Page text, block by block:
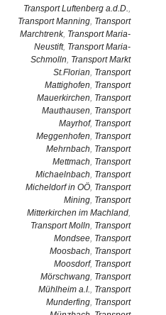
Transport Luftenberg a.d.D.,
Transport Manning, Transport
Marchtrenk, Transport Maria-
Neustift, Transport Maria-
Schmolln, Transport Markt
St.Florian, Transport
Mattighofen, Transport
Mauerkirchen, Transport
Mauthausen, Transport
Mayrhof, Transport
Meggenhofen, Transport
Mehrnbach, Transport
Mettmach, Transport
Michaelnbach, Transport
Micheldorf in OÖ, Transport
Mining, Transport
Mitterkirchen im Machland,
Transport Molln, Transport
Mondsee, Transport
Moosbach, Transport
Moosdorf, Transport
Mörschwang, Transport
Mühlheim a.I., Transport
Munderfing, Transport